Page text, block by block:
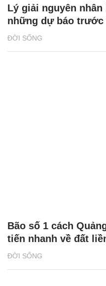
ĐỜI SỐNG
Lý giải nguyên
những dự báo trước
ĐỜI SỐNG
Bão số 1 cách
tiến nhanh về đất